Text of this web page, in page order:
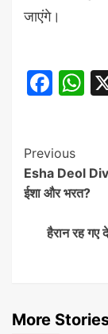
जाएंगे।
Previous
Esha Deol
ईशा और भरत?
हैरान रह गए
More